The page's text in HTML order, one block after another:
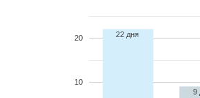
10
20 22 дня
9